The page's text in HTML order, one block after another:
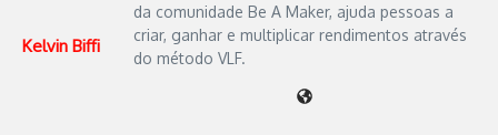
Kelvin Biffi
da comunidade Be A Maker, ajuda pessoas a
criar, ganhar e multiplicar rendimentos através
do método VLF.